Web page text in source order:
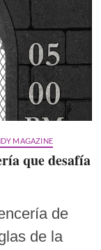
MAGAZINE
que desafía
de
de la